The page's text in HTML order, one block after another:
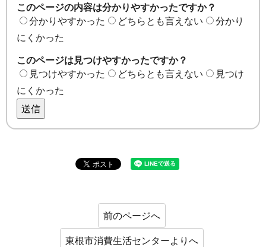
このページの内容は分かりやすかったですか？
分かりやすかった
どちらとも言えない
分かり
にくかった
このページは見つけやすかったですか？
見つけやすかった
どちらとも言えない
見つけ
にくかった
送信
前のページへ
東根市消費生活センターよりへ